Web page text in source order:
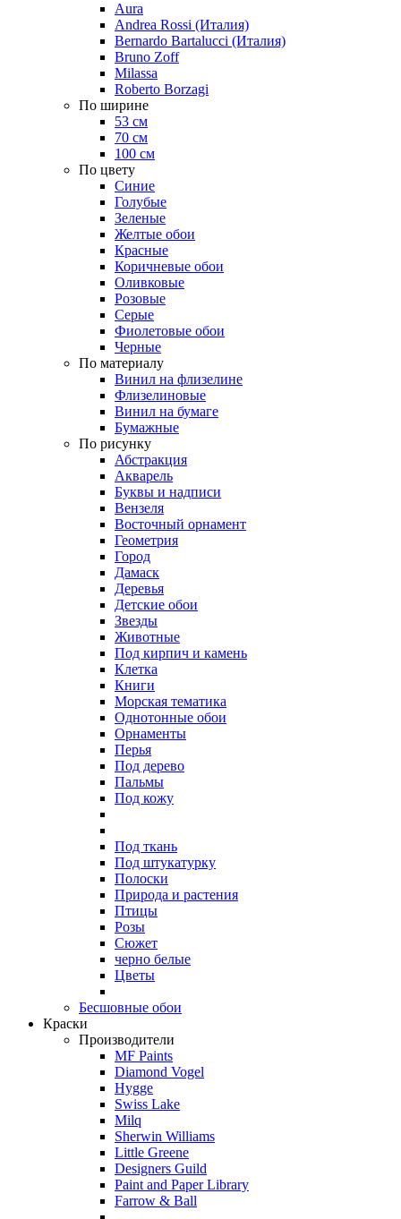
Aura
Andrea Rossi (Италия)
Bernardo Bartalucci (Италия)
Bruno Zoff
Milassa
Roberto Borzagi
По ширине
53 см
70 см
100 см
По цвету
Синие
Голубые
Зеленые
Желтые обои
Красные
Коричневые обои
Оливковые
Розовые
Серые
Фиолетовые обои
Черные
По материалу
Винил на флизелине
Флизелиновые
Винил на бумаге
Бумажные
По рисунку
Абстракция
Акварель
Буквы и надписи
Вензеля
Восточный орнамент
Геометрия
Город
Дамаск
Деревья
Детские обои
Звезды
Животные
Под кирпич и камень
Клетка
Книги
Морская тематика
Однотонные обои
Орнаменты
Перья
Под дерево
Пальмы
Под кожу
Под ткань
Под штукатурку
Полоски
Природа и растения
Птицы
Розы
Сюжет
черно белые
Цветы
Бесшовные обои
Краски
Производители
MF Paints
Diamond Vogel
Hygge
Swiss Lake
Milq
Sherwin Williams
Little Greene
Designers Guild
Paint and Paper Library
Farrow & Ball